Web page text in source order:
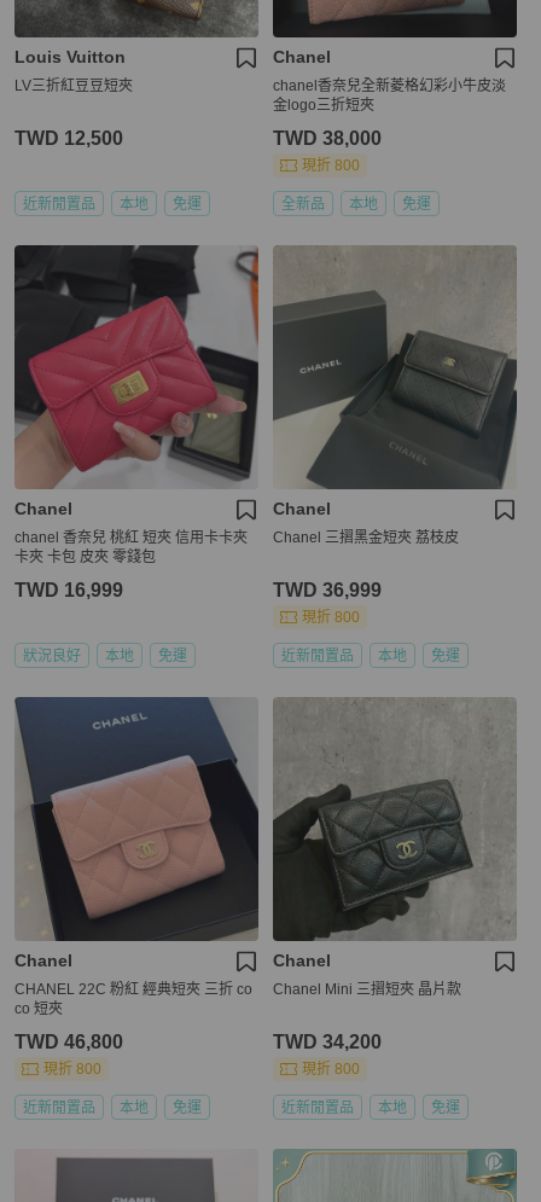
Louis Vuitton
LV三折紅豆豆短夾
TWD 12,500
近新閒置品 本地 免運
Chanel
chanel香奈兒全新菱格幻彩小牛皮淡
金logo三折短夾
TWD 38,000
現折 800
全新品 本地 免運
Chanel
chanel 香奈兒 桃紅 短夾 信用卡卡夾
卡夾 卡包 皮夾 零錢包
TWD 16,999
狀況良好 本地 免運
Chanel
Chanel 三摺黑金短夾 荔枝皮
TWD 36,999
現折 800
近新閒置品 本地 免運
Chanel
CHANEL 22C 粉紅 經典短夾 三折 co
co 短夾
TWD 46,800
現折 800
近新閒置品 本地 免運
Chanel
Chanel Mini 三摺短夾 晶片款
TWD 34,200
現折 800
近新閒置品 本地 免運